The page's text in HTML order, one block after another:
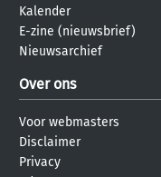
Kalender
E-zine (nieuwsbrief)
Nieuwsarchief
Over ons
Voor webmasters
Disclaimer
Privacy